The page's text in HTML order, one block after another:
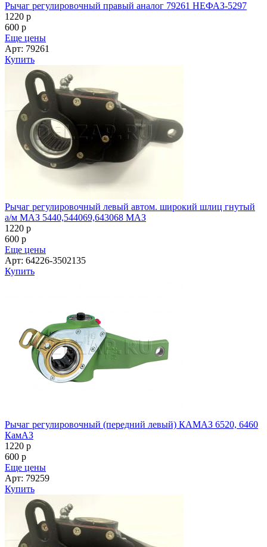
Рычаг регулировочный правый аналог 79261 НЕФАЗ-5297
1220 p
600 p
Еще цены
Арт: 79261
Купить
Рычаг регулировочный левый автом. широкий шлиц гнутый
а/м МАЗ 5440,544069,643068 МАЗ
1220 p
600 p
Еще цены
Арт: 64226-3502135
Купить
Рычаг регулировочный (передний левый) КАМАЗ 6520, 6460
КамАЗ
1220 p
600 p
Еще цены
Арт: 79259
Купить